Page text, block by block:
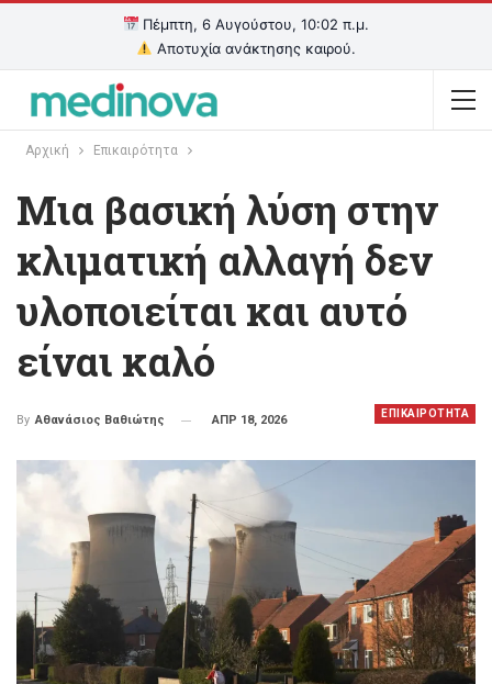
Πέμπτη, 6 Αυγούστου, 10:02 π.μ.
Αποτυχία ανάκτησης καιρού.
Αρχική Επικαιρότητα
Μια βασική λύση στην
κλιματική αλλαγή δεν
υλοποιείται και αυτό
είναι καλό
ΕΠΙΚΑΙΡΟΤΗΤΑ
By Αθανάσιος Βαθιώτης ΑΠΡ 18, 2026